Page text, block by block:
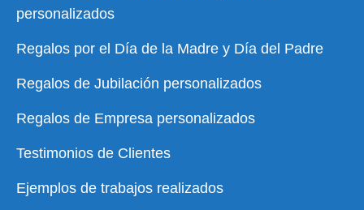
personalizados
Regalos por el Día de la Madre y Día del Padre
Regalos de Jubilación personalizados
Regalos de Empresa personalizados
Testimonios de Clientes
Ejemplos de trabajos realizados